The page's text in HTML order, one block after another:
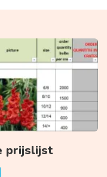
prijslijst